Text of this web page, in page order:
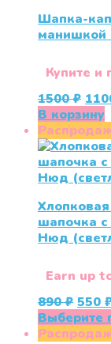
Шапка-
манишкой
Купите и
1500₽
цена
В корзину
шапочка
Нюд
Earn up
890₽
цена
550
Выберите